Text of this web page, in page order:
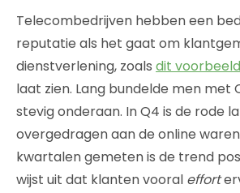
Telecombedrijven hebben een
reputatie als het gaat om
dienstverlening, zoals dit
laat zien. Lang bundelde men met
stevig onderaan. In Q4 is de rode
overgedragen aan de online
kwartalen gemeten is de trend
wijst uit dat klanten vooral effort